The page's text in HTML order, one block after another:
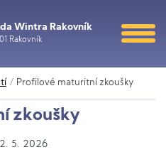
Wintra Rakovník
Rakovník
Profilové maturitní zkoušky
zkoušky
5. 2026